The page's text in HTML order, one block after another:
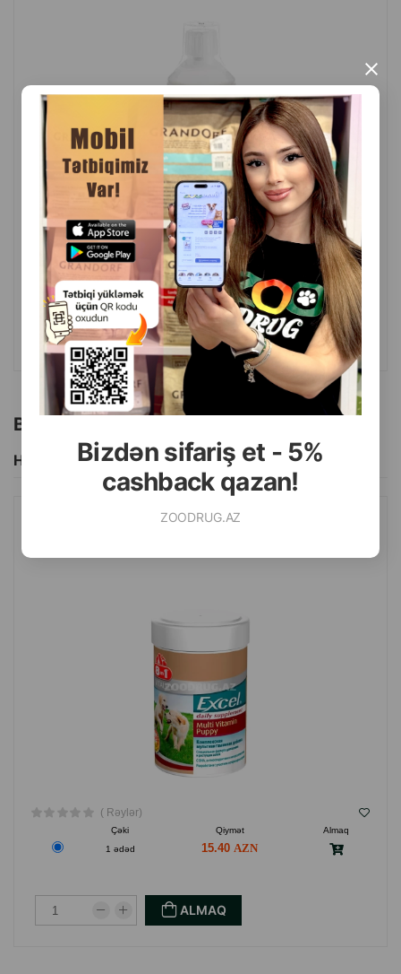
Bizdən sifariş et - 5%
cashback qazan!
ZOODRUG.AZ
×
( Rəylər)
Çəki Qiymət
Almaq
1 ədəd
35.00
ALMAQ
Bu brendin başqa məhsulları
Hamısını Gör
( Rəylər)
Çəki Qiymət
Almaq
1 ədəd
15.40
ALMAQ